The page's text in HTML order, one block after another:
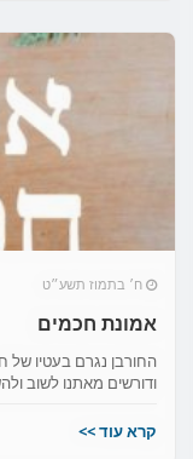
ח׳ בתמוז תשע״ט
אמונת חכמים
החורבן נגרם בעטיו של
ודורשים מאתנו לשוב
קרא עוד >>